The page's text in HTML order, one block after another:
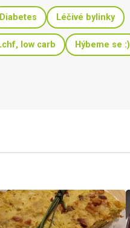
Diabetes Léčivé bylinky
low carb Hýbeme se :)